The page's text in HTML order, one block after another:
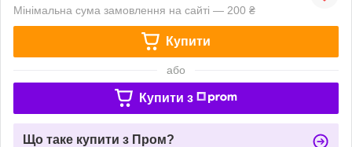
Мінімальна сума замовлення на сайті — 200 ₴
Купити
або
Купити з
Що таке купити з Пром?